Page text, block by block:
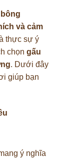
và cảm
thực sự ý
chọn gấu
. Dưới đây
giúp bạn
ý nghĩa